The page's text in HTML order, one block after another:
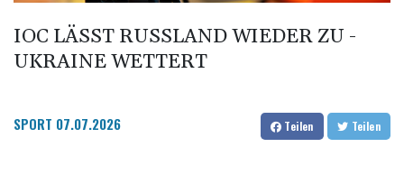
IOC LÄSST RUSSLAND WIEDER ZU -
UKRAINE WETTERT
SPORT 07.07.2026 Teilen Teilen